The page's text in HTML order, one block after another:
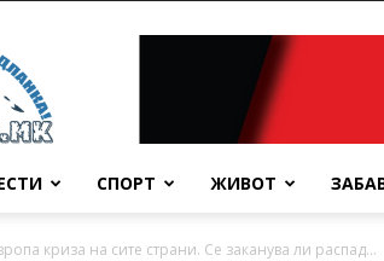
СПОРТ ЖИВОТ
криза на сите страни. Се заканува ли распад...